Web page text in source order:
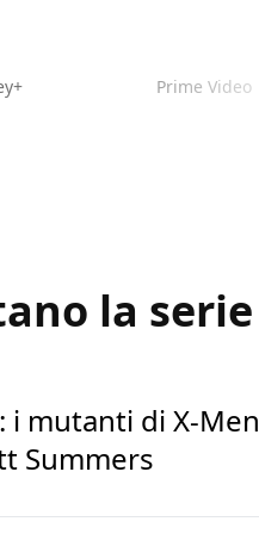
Prime Video
la serie
i mutanti di X-Men
Summers